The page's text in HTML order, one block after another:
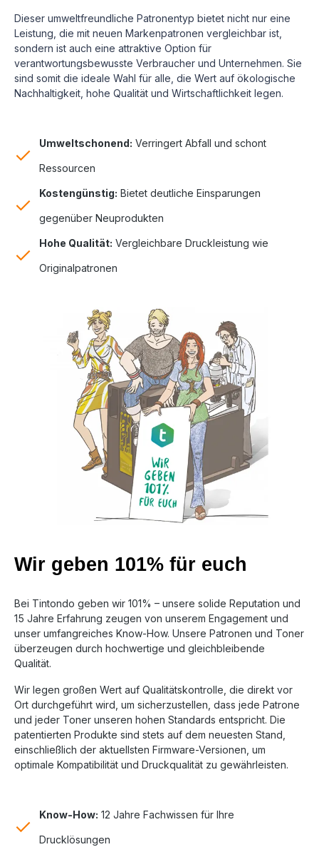
Dieser umweltfreundliche Patronentyp bietet nicht nur eine
Leistung, die mit neuen Markenpatronen vergleichbar ist,
sondern ist auch eine attraktive Option für
verantwortungsbewusste Verbraucher und Unternehmen. Sie
sind somit die ideale Wahl für alle, die Wert auf ökologische
Nachhaltigkeit, hohe Qualität und Wirtschaftlichkeit legen.
Umweltschonend: Verringert Abfall und schont
Ressourcen
Kostengünstig: Bietet deutliche Einsparungen
gegenüber Neuprodukten
Hohe Qualität: Vergleichbare Druckleistung wie
Originalpatronen
Wir geben 101% für euch
Bei Tintondo geben wir 101% – unsere solide Reputation und
15 Jahre Erfahrung zeugen von unserem Engagement und
unser umfangreiches Know-How. Unsere Patronen und Toner
überzeugen durch hochwertige und gleichbleibende
Qualität.
Wir legen großen Wert auf Qualitätskontrolle, die direkt vor
Ort durchgeführt wird, um sicherzustellen, dass jede Patrone
und jeder Toner unseren hohen Standards entspricht. Die
patentierten Produkte sind stets auf dem neuesten Stand,
einschließlich der aktuellsten Firmware-Versionen, um
optimale Kompatibilität und Druckqualität zu gewährleisten.
Know-How: 12 Jahre Fachwissen für Ihre
Drucklösungen